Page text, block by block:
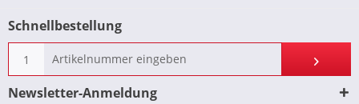
Schnellbestellung
Newsletter-Anmeldung